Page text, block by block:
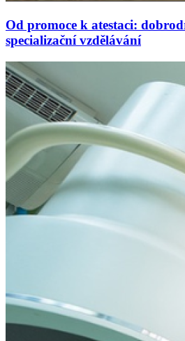
Od promoce k atestaci:
specializační vzdělávání